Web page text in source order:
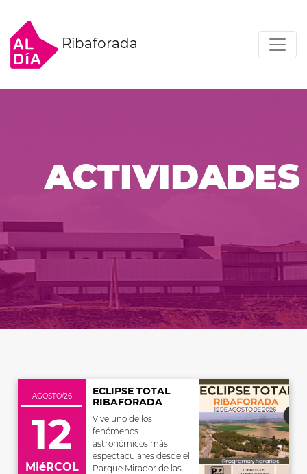
Ribaforada
ACTIVIDADES
AGOSTO/26
12
MIéRCOL
ECLIPSE TOTAL
RIBAFORADA
Vive uno de los
fenómenos
astronómicos más
espectaculares desde el
Parque Mirador de las